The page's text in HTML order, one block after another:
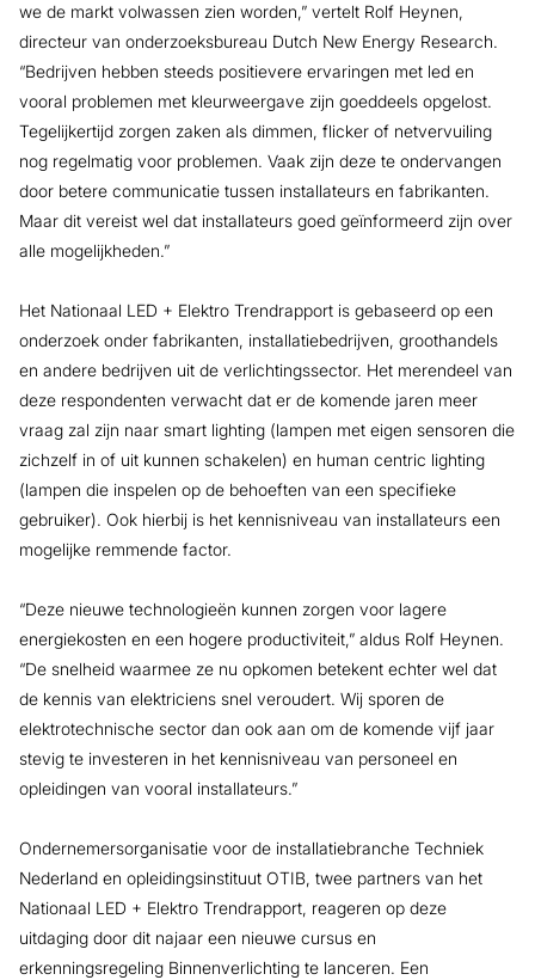
we de markt volwassen zien worden,” vertelt Rolf Heynen,
directeur van onderzoeksbureau Dutch New Energy Research.
“Bedrijven hebben steeds positievere ervaringen met led en
vooral problemen met kleurweergave zijn goeddeels opgelost.
Tegelijkertijd zorgen zaken als dimmen, flicker of netvervuiling
nog regelmatig voor problemen. Vaak zijn deze te ondervangen
door betere communicatie tussen installateurs en fabrikanten.
Maar dit vereist wel dat installateurs goed geïnformeerd zijn over
alle mogelijkheden.”
Het Nationaal LED + Elektro Trendrapport is gebaseerd op een
onderzoek onder fabrikanten, installatiebedrijven, groothandels
en andere bedrijven uit de verlichtingssector. Het merendeel van
deze respondenten verwacht dat er de komende jaren meer
vraag zal zijn naar smart lighting (lampen met eigen sensoren die
zichzelf in of uit kunnen schakelen) en human centric lighting
(lampen die inspelen op de behoeften van een specifieke
gebruiker). Ook hierbij is het kennisniveau van installateurs een
mogelijke remmende factor.
“Deze nieuwe technologieën kunnen zorgen voor lagere
energiekosten en een hogere productiviteit,” aldus Rolf Heynen.
“De snelheid waarmee ze nu opkomen betekent echter wel dat
de kennis van elektriciens snel veroudert. Wij sporen de
elektrotechnische sector dan ook aan om de komende vijf jaar
stevig te investeren in het kennisniveau van personeel en
opleidingen van vooral installateurs.”
Ondernemersorganisatie voor de installatiebranche Techniek
Nederland en opleidingsinstituut OTIB, twee partners van het
Nationaal LED + Elektro Trendrapport, reageren op deze
uitdaging door dit najaar een nieuwe cursus en
erkenningsregeling Binnenverlichting te lanceren. Een